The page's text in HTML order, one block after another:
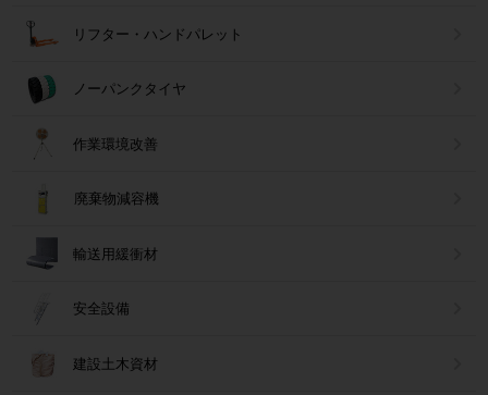
リフター・ハンドパレット
ノーパンクタイヤ
作業環境改善
廃棄物減容機
輸送用緩衝材
安全設備
建設土木資材